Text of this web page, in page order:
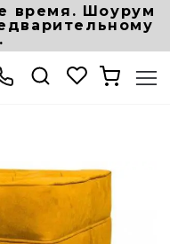
время. Шоурум